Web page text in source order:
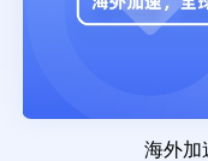
海外加